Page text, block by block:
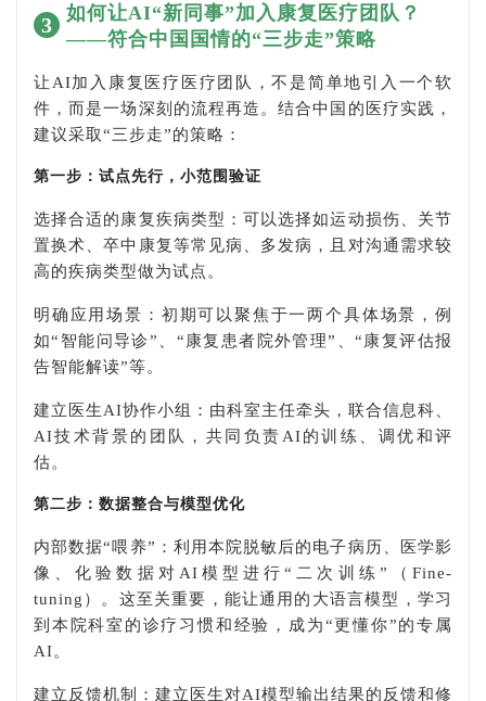
3
如何让AI“新同事”加入康复医疗团队？
——符合中国国情的“三步走”策略
让AI加入康复医疗医疗团队，不是简单地引入一个软
件，而是一场深刻的流程再造。结合中国的医疗实践，
建议采取“三步走”的策略：
第一步：试点先行，小范围验证
选择合适的康复疾病类型：可以选择如运动损伤、关节
置换术、卒中康复等常见病、多发病，且对沟通需求较
高的疾病类型做为试点。
明确应用场景：初期可以聚焦于一两个具体场景，例
如“智能问导诊”、“康复患者院外管理”、“康复评估报
告智能解读”等。
建立医生AI协作小组：由科室主任牵头，联合信息科、
AI技术背景的团队，共同负责AI的训练、调优和评
估。
第二步：数据整合与模型优化
内部数据“喂养”：利用本院脱敏后的电子病历、医学影
像、化验数据对AI模型进行“二次训练”（Fine-
tuning）。这至关重要，能让通用的大语言模型，学习
到本院科室的诊疗习惯和经验，成为“更懂你”的专属
AI。
建立反馈机制：建立医生对AI模型输出结果的反馈和修